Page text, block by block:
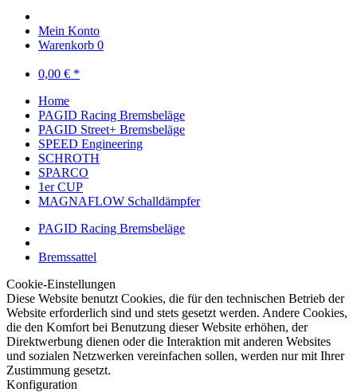
Mein Konto
Warenkorb 0
0,00 € *
Home
PAGID Racing Bremsbeläge
PAGID Street+ Bremsbeläge
SPEED Engineering
SCHROTH
SPARCO
1er CUP
MAGNAFLOW Schalldämpfer
PAGID Racing Bremsbeläge
Bremssattel
Cookie-Einstellungen
Diese Website benutzt Cookies, die für den technischen Betrieb der
Website erforderlich sind und stets gesetzt werden. Andere Cookies,
die den Komfort bei Benutzung dieser Website erhöhen, der
Direktwerbung dienen oder die Interaktion mit anderen Websites
und sozialen Netzwerken vereinfachen sollen, werden nur mit Ihrer
Zustimmung gesetzt.
Konfiguration